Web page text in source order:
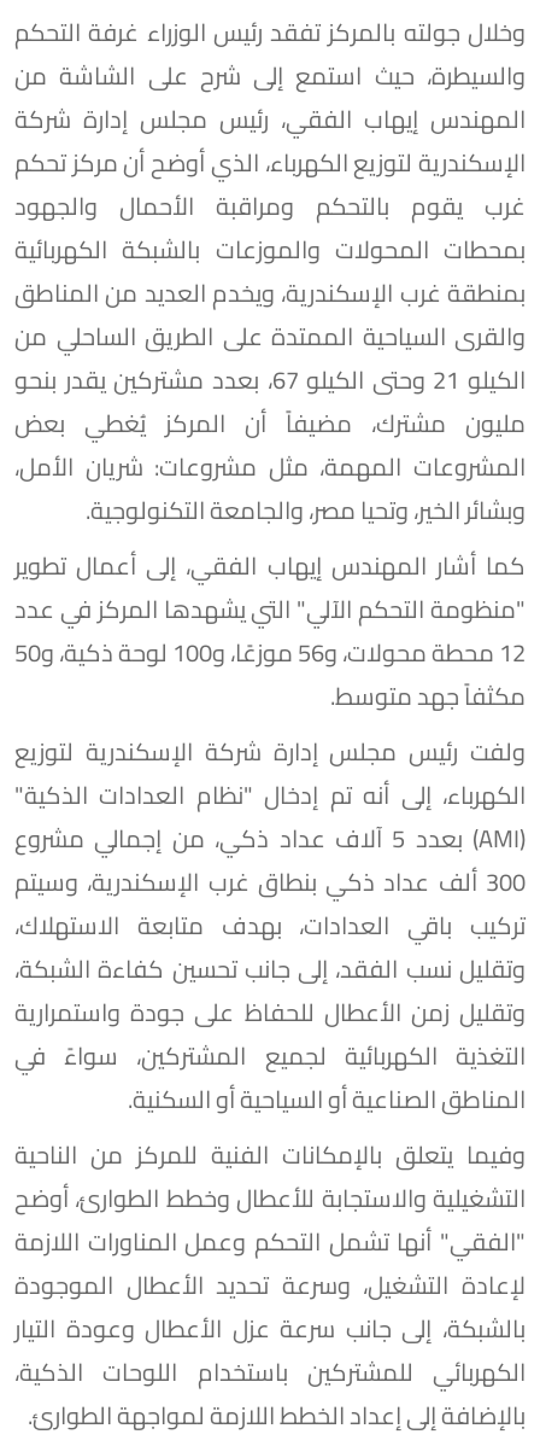
وخلال جولته بالمركز تفقد رئيس الوزراء غرفة التحكم
والسيطرة، حيث استمع إلى شرح على الشاشة من
المهندس إيهاب الفقي، رئيس مجلس إدارة شركة
الإسكندرية لتوزيع الكهرباء، الذي أوضح أن مركز تحكم
غرب يقوم بالتحكم ومراقبة الأحمال والجهود
بمحطات المحولات والموزعات بالشبكة الكهربائية
بمنطقة غرب الإسكندرية، ويخدم العديد من المناطق
والقرى السياحية الممتدة على الطريق الساحلي من
الكيلو 21 وحتى الكيلو 67، بعدد مشتركين يقدر بنحو
مليون مشترك، مضيفاً أن المركز يُغطي بعض
المشروعات المهمة، مثل مشروعات: شريان الأمل،
وبشائر الخير، وتحيا مصر، والجامعة التكنولوجية.
كما أشار المهندس إيهاب الفقي، إلى أعمال تطوير
"منظومة التحكم الآلي" التي يشهدها المركز في عدد
12 محطة محولات، و56 موزعًا، و100 لوحة ذكية، و50
مكثفاً جهد متوسط.
ولفت رئيس مجلس إدارة شركة الإسكندرية لتوزيع
الكهرباء، إلى أنه تم إدخال "نظام العدادات الذكية"
(AMI) بعدد 5 آلاف عداد ذكي، من إجمالي مشروع
300 ألف عداد ذكي بنطاق غرب الإسكندرية، وسيتم
تركيب باقي العدادات، بهدف متابعة الاستهلاك،
وتقليل نسب الفقد، إلى جانب تحسين كفاءة الشبكة،
وتقليل زمن الأعطال للحفاظ على جودة واستمرارية
التغذية الكهربائية لجميع المشتركين، سواءً في
المناطق الصناعية أو السياحية أو السكنية.
وفيما يتعلق بالإمكانات الفنية للمركز من الناحية
التشغيلية والاستجابة للأعطال وخطط الطوارئ، أوضح
"الفقي" أنها تشمل التحكم وعمل المناورات اللازمة
لإعادة التشغيل، وسرعة تحديد الأعطال الموجودة
بالشبكة، إلى جانب سرعة عزل الأعطال وعودة التيار
الكهربائي للمشتركين باستخدام اللوحات الذكية،
بالإضافة إلى إعداد الخطط اللازمة لمواجهة الطوارئ.